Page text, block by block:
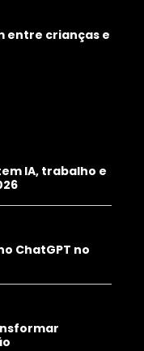
entre crianças e
IA, trabalho e
ChatGPT no